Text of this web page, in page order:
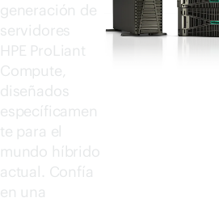
generación de
servidores
HPE ProLiant
Compute,
diseñados
específicamen
te para el
mundo híbrido
actual. Confía
en una